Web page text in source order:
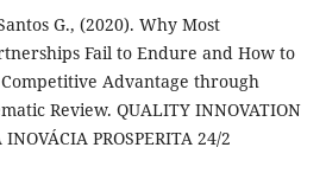
G., (2020). Why Most
Fail to Endure and How to
Advantage through
Review. QUALITY INNOVATION
PROSPERITA 24/2